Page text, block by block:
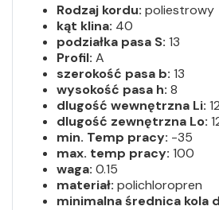
Rodzaj kordu: poliestrowy
kąt klina: 40
podziałka pasa S: 13
Profil: A
szerokość pasa b: 13
wysokość pasa h: 8
dlugość wewnętrzna Li:
dlugość zewnętrzna Lo:
min. Temp pracy: -35
max. temp pracy: 100
waga: 0.15
materiał: polichloropren
minimalna średnica kola